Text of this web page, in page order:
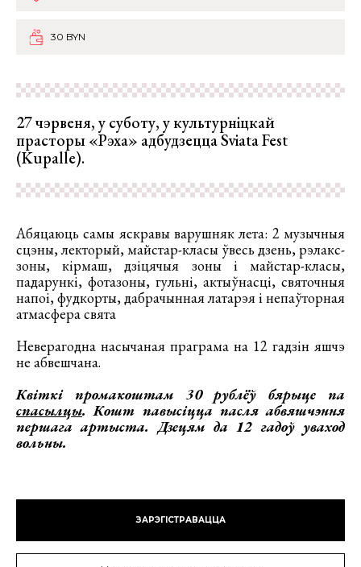
30 BYN
27 чэрвеня, у суботу, у культурніцкай
прасторы «Рэха» адбудзецца Sviata Fest
(Kupalle).
Абяцаюць самы яскравы варушняк лета: 2 музычныя
сцэны, лекторый, майстар-класы ўвесь дзень, рэлакс-
зоны, кірмаш, дзіцячыя зоны і майстар-класы,
падарункі, фотазоны, гульні, актыўнасці, святочныя
напоі, фудкорты, дабрачынная латарэя і непаўторная
атмасфера свята
Неверагодна насычаная праграма на 12 гадзін яшчэ
не абвешчана.
Квіткі промакоштам 30 рублёў бярыце па
спасылцы. Кошт павысіцца пасля абвяшчэння
першага артыста. Дзецям да 12 гадоў уваход
вольны.
ЗАРЭГІСТРАВАЦЦА